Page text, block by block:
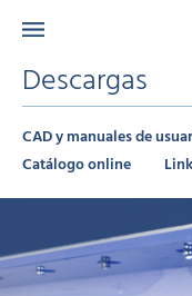
Descargas
CAD y manuales de
Catálogo online